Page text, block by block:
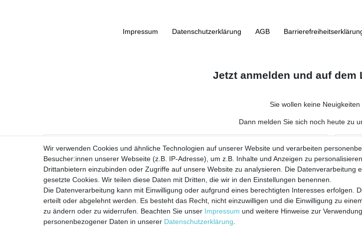
Impressum Daten­schutz­erklärung AGB
Jetzt anmelden und auf dem
Sie wollen keine
Dann melden Sie sich noch heute zu
E-MAIL **
Newsletter
Honig
Ich stimme zu, dass meine personenbezogenen Daten genutzt werden, um werbliche E-Mails zu erhalten, und weiß, dass ich
Wir verwenden Cookies und ähnliche Technologien auf unserer Website und verarbeiten
Besucher:innen unserer Webseite (z.B. IP-Adresse), um z.B. Inhalte und Anzeigen zu
Drittanbietern einzubinden oder Zugriffe auf unsere Website zu analysieren. Die Datenverarbeitung
gesetzte Cookies. Wir teilen diese Daten mit Dritten, die wir in den Einstellungen benennen.
Die Datenverarbeitung kann mit Einwilligung oder aufgrund eines berechtigten Interesses erfolgen.
erteilt oder abgelehnt werden. Es besteht das Recht, nicht einzuwilligen und die Einwilligung zu
zu ändern oder zu widerrufen. Beachten Sie unser Impressum und weitere Hinweise zur Verwendung
personenbezogener Daten in unserer Daten­schutz­erklärung